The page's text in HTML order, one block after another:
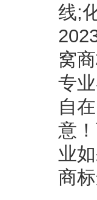
线;
窝
专
自
意
业
商